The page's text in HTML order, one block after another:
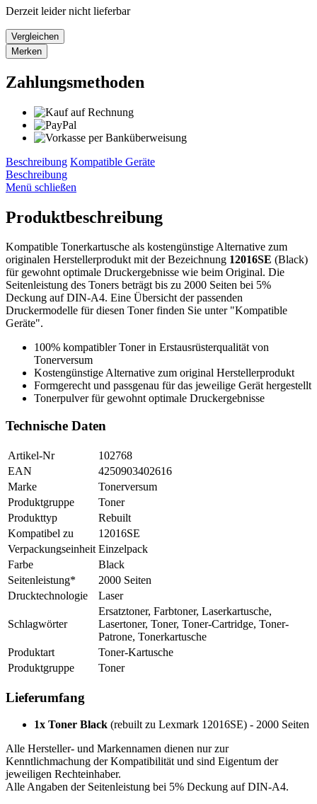
Derzeit leider nicht lieferbar
Vergleichen
Merken
Zahlungsmethoden
Beschreibung Kompatible Geräte
Beschreibung
Menü schließen
Produktbeschreibung
Kompatible Tonerkartusche als kostengünstige Alternative zum
originalen Herstellerprodukt mit der Bezeichnung 12016SE (Black)
für gewohnt optimale Druckergebnisse wie beim Original. Die
Seitenleistung des Toners beträgt bis zu 2000 Seiten bei 5%
Deckung auf DIN-A4. Eine Übersicht der passenden
Druckermodelle für diesen Toner finden Sie unter "Kompatible
Geräte".
100% kompatibler Toner in Erstausrüsterqualität von
Tonerversum
Kostengünstige Alternative zum original Herstellerprodukt
Formgerecht und passgenau für das jeweilige Gerät hergestellt
Tonerpulver für gewohnt optimale Druckergebnisse
Technische Daten
Artikel-Nr
102768
EAN
4250903402616
Marke
Tonerversum
Produktgruppe
Toner
Produkttyp
Rebuilt
Kompatibel zu
12016SE
Verpackungseinheit Einzelpack
Farbe
Black
Seitenleistung*
2000 Seiten
Drucktechnologie
Laser
Schlagwörter
Ersatztoner, Farbtoner, Laserkartusche,
Lasertoner, Toner, Toner-Cartridge, Toner-
Patrone, Tonerkartusche
Produktart
Toner-Kartusche
Produktgruppe
Toner
Lieferumfang
1x Toner Black (rebuilt zu Lexmark 12016SE) - 2000 Seiten
Alle Hersteller- und Markennamen dienen nur zur
Kenntlichmachung der Kompatibilität und sind Eigentum der
jeweiligen Rechteinhaber.
Alle Angaben der Seitenleistung bei 5% Deckung auf DIN-A4.